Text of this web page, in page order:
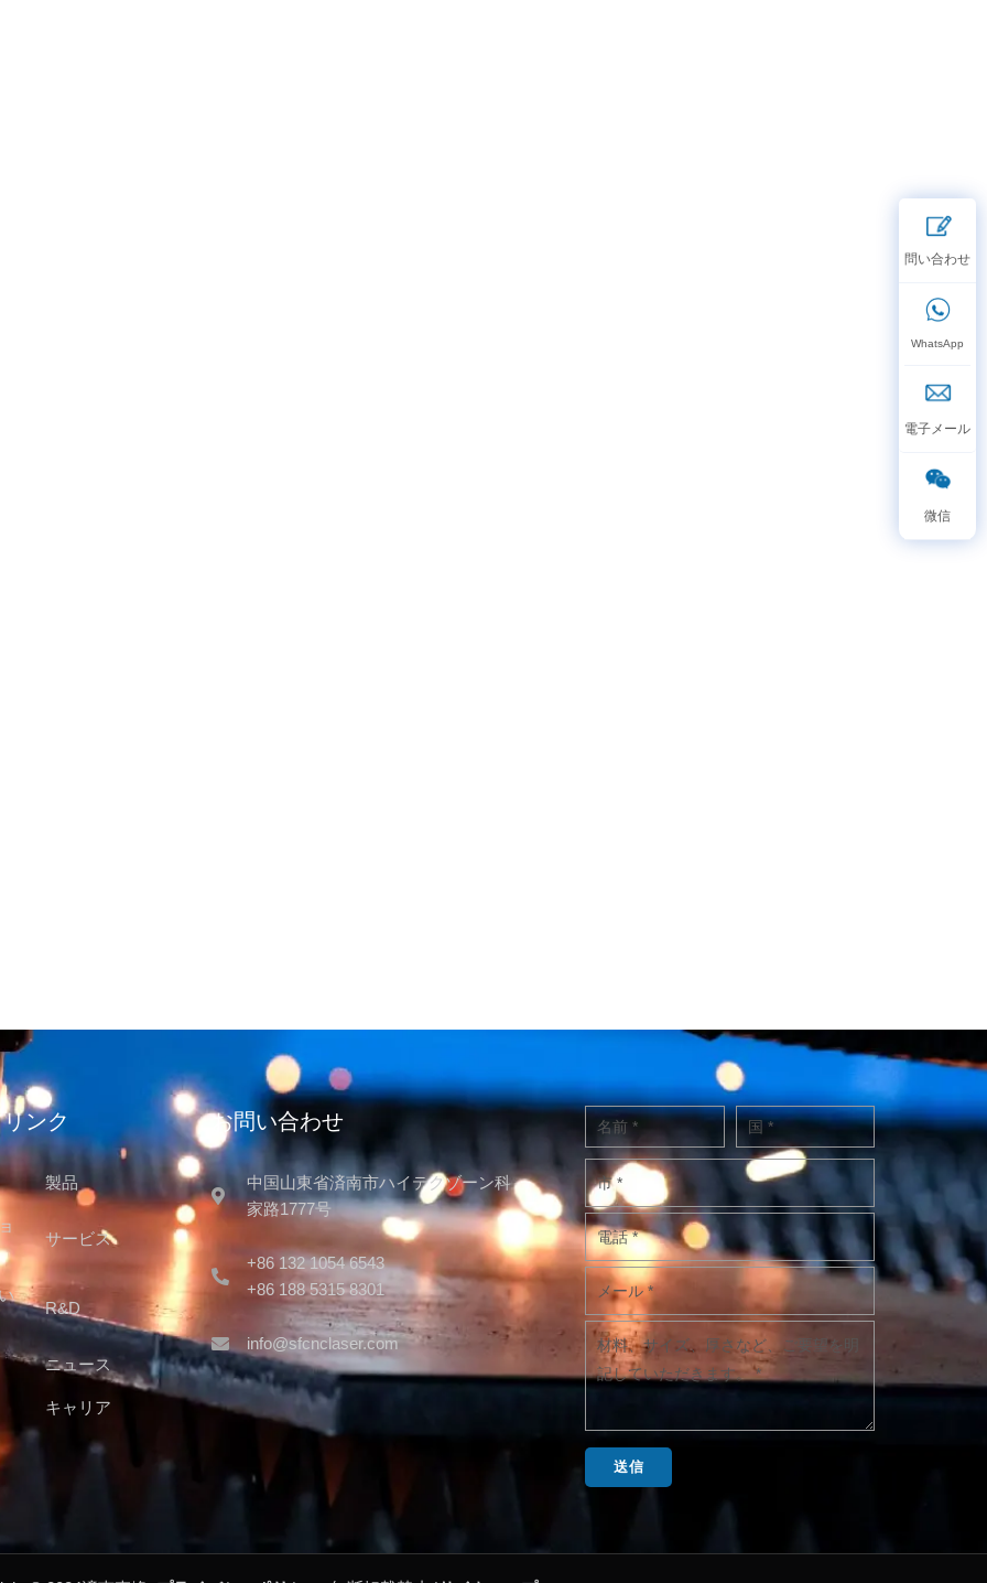
ンク
製品
サービス
R&D
ニュース
キャリア
お問い合わせ
中国山東省済南市ハイテクゾーン科
家路1777号
+86 132 1054 6543
+86 188 5315 8301
info@sfcnclaser.com
送信